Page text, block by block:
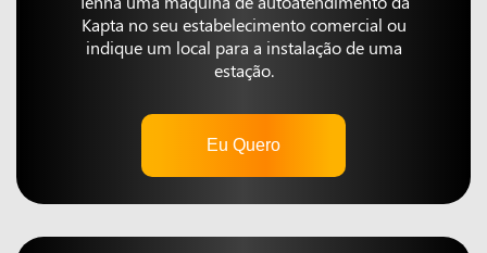
Kapta no seu estabelecimento comercial ou
indique um local para a instalação de uma
estação.
Eu Quero